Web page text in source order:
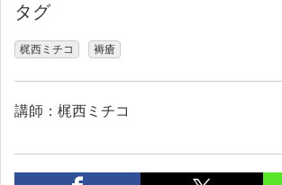
タグ
梶西ミチコ 褥瘡
講師：梶西ミチコ